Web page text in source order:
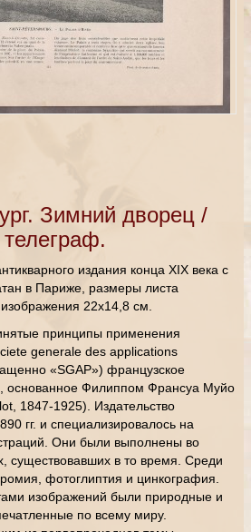
Зимний дворец /
издания конца XIX века с
в Париже, размеры листа
22х14,8 см.
принципы применения
generale des applications
«SGAP») французское
основанное Филиппом Франсуа Муйо
1847-1925). Издательство
гг. и специализировалось на
Они были выполнены во
существовавших в то время. Среди
фотоглиптия и цинкография.
изображений были природные и
по всему миру.